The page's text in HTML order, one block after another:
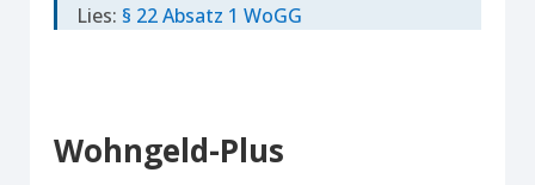
Lies: § 22 Absatz 1 WoGG
Wohngeld-Plus